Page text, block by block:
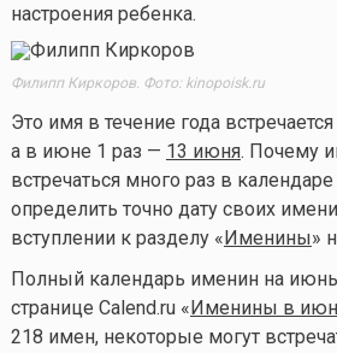
настроения ребенка.
Филипп Киркоров. Фото: kinopoisk.ru
Это имя в течение года
а в июне 1 раз — 13 июня. Почему
встречаться много раз в
определить точно дату своих
вступлении к разделу « Именины»
Полный календарь именин на
странице Calend.ru « Именины в
218 имен, некоторые могут